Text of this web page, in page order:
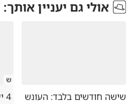
אולי גם יעניין אותך:
שישה חודשים בלבד: העונש
ש